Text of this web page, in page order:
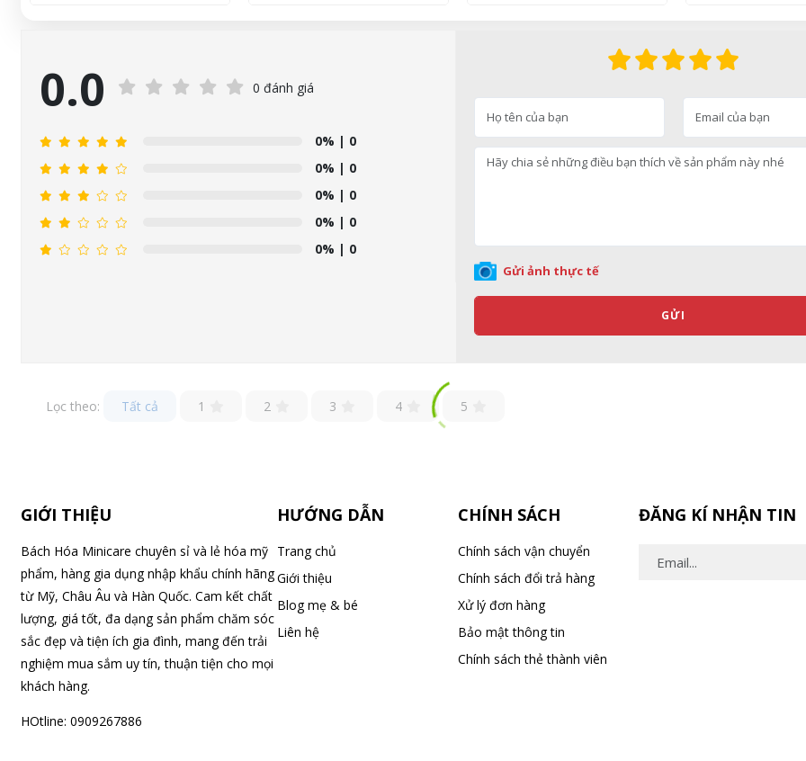
0.0 0 đánh giá
0% | 0
0% | 0
0% | 0
0% | 0
0% | 0
Gửi ảnh thực tế
GỬI
Lọc theo: Tất cả 1 2 3 4 5
GIỚI THIỆU
Bách Hóa Minicare chuyên sỉ và lẻ hóa mỹ
phẩm, hàng gia dụng nhập khẩu chính hãng
từ Mỹ, Châu Âu và Hàn Quốc. Cam kết chất
lượng, giá tốt, đa dạng sản phẩm chăm sóc
sắc đẹp và tiện ích gia đình, mang đến trải
nghiệm mua sắm uy tín, thuận tiện cho mọi
khách hàng.
HOtline: 0909267886
HƯỚNG DẪN
Trang chủ
Giới thiệu
Blog mẹ & bé
Liên hệ
CHÍNH SÁCH
Chính sách vận chuyển
Chính sách đổi trả hàng
Xử lý đơn hàng
Bảo mật thông tin
Chính sách thẻ thành viên
ĐĂNG KÍ NHẬN TIN